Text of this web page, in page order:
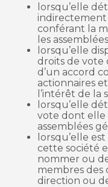
lorsqu’elle
conférant la
les
lorsqu’elle
droits de vote
d’un accord
actionnaires
l’intérêt de la
lorsqu’elle
vote dont elle
assemblées
lorsqu’elle
cette société
nommer ou
membres des
direction ou